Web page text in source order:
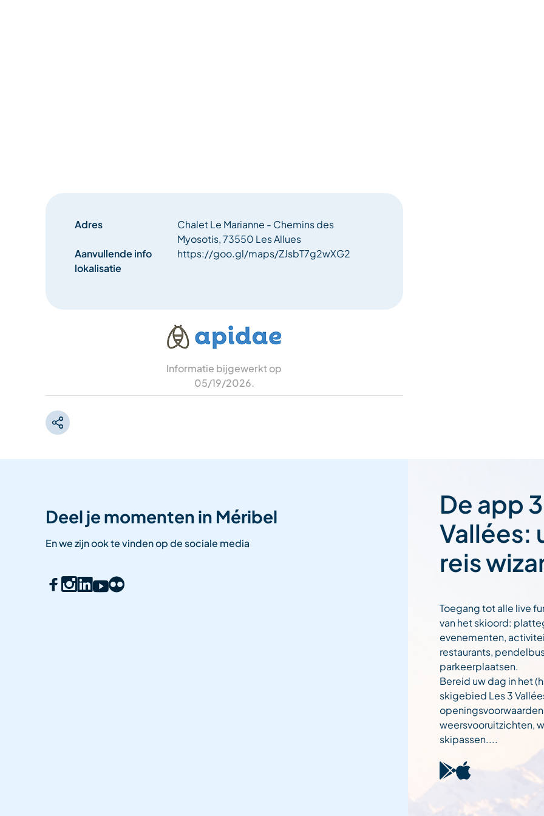
Adres
Chalet Le Marianne - Chemins des
Myosotis, 73550 Les Allues
Aanvullende info
lokalisatie
https://goo.gl/maps/ZJsbT7g2wXG2
Informatie bijgewerkt op
05/19/2026.
Deel je momenten in Méribel
En we zijn ook te vinden op de sociale media
De app 3
Vallées:
reis
Toegang tot alle live
van het skioord:
evenementen,
restaurants,
parkeerplaatsen.
Bereid uw dag in het
skigebied Les 3
weersvooruitzichten,
skipassen....